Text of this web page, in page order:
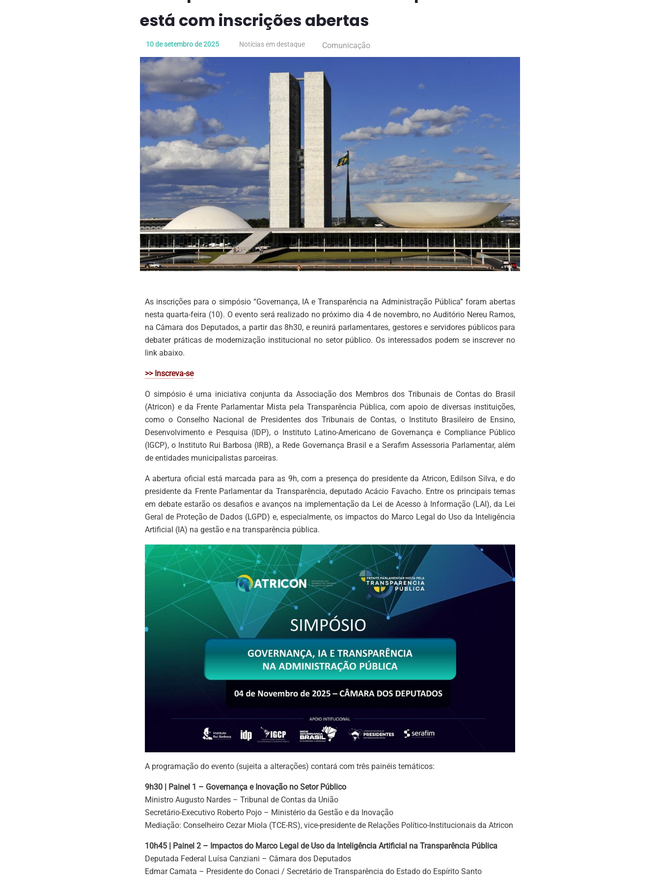
está com inscrições abertas
10 de setembro de 2025 Notícias em destaque Comunicação
As inscrições para o simpósio “Governança, IA e Transparência na Administração Pública” foram abertas
nesta quarta-feira (10). O evento será realizado no próximo dia 4 de novembro, no Auditório Nereu Ramos,
na Câmara dos Deputados, a partir das 8h30, e reunirá parlamentares, gestores e servidores públicos para
debater práticas de modernização institucional no setor público. Os interessados podem se inscrever no
link abaixo.
>> Inscreva-se
O simpósio é uma iniciativa conjunta da Associação dos Membros dos Tribunais de Contas do Brasil
(Atricon) e da Frente Parlamentar Mista pela Transparência Pública, com apoio de diversas instituições,
como o Conselho Nacional de Presidentes dos Tribunais de Contas, o Instituto Brasileiro de Ensino,
Desenvolvimento e Pesquisa (IDP), o Instituto Latino-Americano de Governança e Compliance Público
(IGCP), o Instituto Rui Barbosa (IRB), a Rede Governança Brasil e a Serafim Assessoria Parlamentar, além
de entidades municipalistas parceiras.
A abertura oficial está marcada para as 9h, com a presença do presidente da Atricon, Edilson Silva, e do
presidente da Frente Parlamentar da Transparência, deputado Acácio Favacho. Entre os principais temas
em debate estarão os desafios e avanços na implementação da Lei de Acesso à Informação (LAI), da Lei
Geral de Proteção de Dados (LGPD) e, especialmente, os impactos do Marco Legal do Uso da Inteligência
Artificial (IA) na gestão e na transparência pública.
A programação do evento (sujeita a alterações) contará com três painéis temáticos:
9h30 | Painel 1 – Governança e Inovação no Setor Público
Ministro Augusto Nardes – Tribunal de Contas da União
Secretário-Executivo Roberto Pojo – Ministério da Gestão e da Inovação
Mediação: Conselheiro Cezar Miola (TCE-RS), vice-presidente de Relações Político-Institucionais da Atricon
10h45 | Painel 2 – Impactos do Marco Legal de Uso da Inteligência Artificial na Transparência Pública
Deputada Federal Luísa Canziani – Câmara dos Deputados
Edmar Camata – Presidente do Conaci / Secretário de Transparência do Estado do Espírito Santo